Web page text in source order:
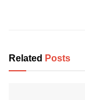
Related Posts